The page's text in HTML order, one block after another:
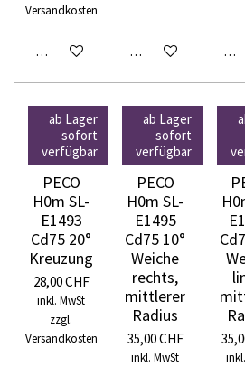
Versandkosten
In den WarenkorbIn den WarenkorbIn
ab Lager
sofort
verfügbar
PECO
H0m SL-
E1493
Cd75 20°
Kreuzung
28,00 CHF
inkl. MwSt
zzgl.
Versandkosten
ab Lager
sofort
verfügbar
PECO
H0m SL-
E1495
Cd75 10°
Weiche
rechts,
mittlerer
Radius
35,00 CHF
inkl. MwSt